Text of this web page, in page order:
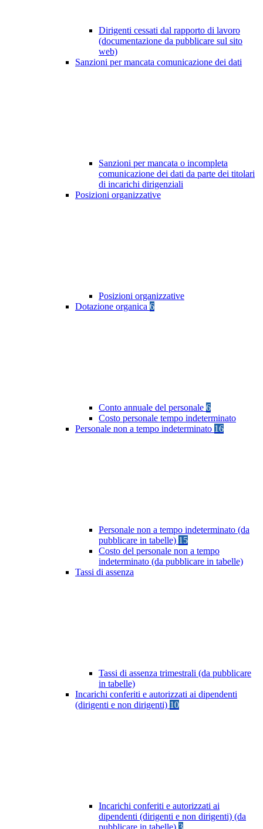
Dirigenti cessati dal rapporto di lavoro
(documentazione da pubblicare sul sito
web)
Sanzioni per mancata comunicazione dei dati
Sanzioni per mancata o incompleta
comunicazione dei dati da parte dei titolari
di incarichi dirigenziali
Posizioni organizzative
Posizioni organizzative
Dotazione organica 6
Conto annuale del personale 6
Costo personale tempo indeterminato
Personale non a tempo indeterminato 16
Personale non a tempo indeterminato (da
pubblicare in tabelle) 15
Costo del personale non a tempo
indeterminato (da pubblicare in tabelle)
Tassi di assenza
Tassi di assenza trimestrali (da pubblicare
in tabelle)
Incarichi conferiti e autorizzati ai dipendenti
(dirigenti e non dirigenti) 10
Incarichi conferiti e autorizzati ai
dipendenti (dirigenti e non dirigenti) (da